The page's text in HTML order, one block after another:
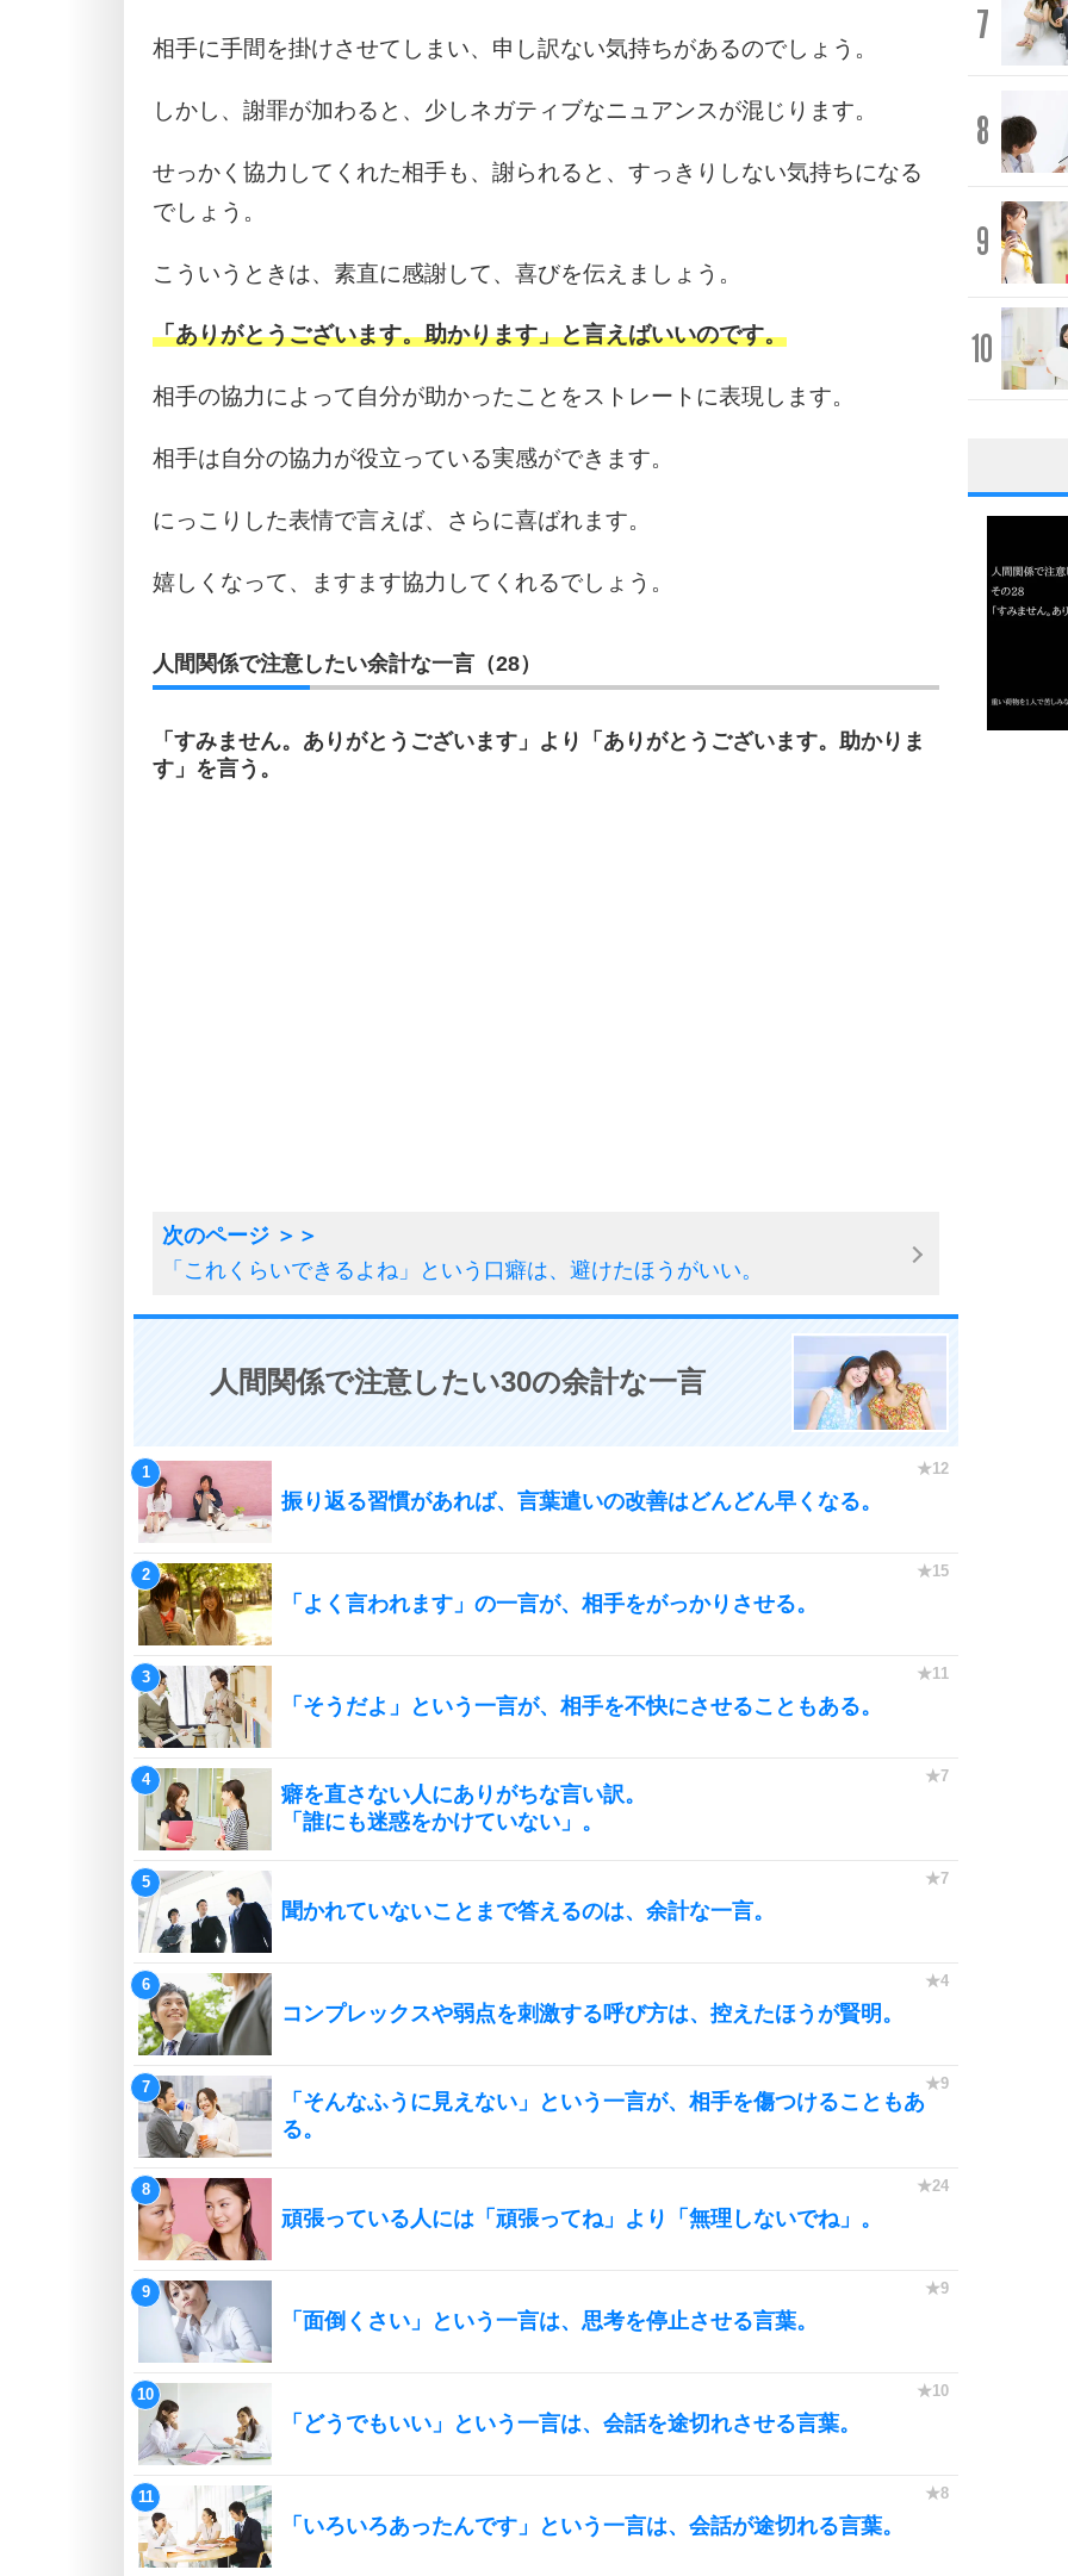
相手に手間を掛けさせてしまい、申し訳ない気持ちがあるのでしょう。
しかし、謝罪が加わると、少しネガティブなニュアンスが混じります。
せっかく協力してくれた相手も、謝られると、すっきりしない気持ちになる
でしょう。
こういうときは、素直に感謝して、喜びを伝えましょう。
「ありがとうございます。助かります」と言えばいいのです。
相手の協力によって自分が助かったことをストレートに表現します。
相手は自分の協力が役立っている実感ができます。
にっこりした表情で言えば、さらに喜ばれます。
嬉しくなって、ますます協力してくれるでしょう。
人間関係で注意したい余計な一言（28）
「すみません。ありがとうございます」より「ありがとうございます。助かりま
す」を言う。
「これくらいできるよね」という口癖は、避けたほうがいい。
人間関係で注意したい30の余計な一言
振り返る習慣があれば、言葉遣いの改善はどんどん早くなる。
「よく言われます」の一言が、相手をがっかりさせる。
「そうだよ」という一言が、相手を不快にさせることもある。
癖を直さない人にありがちな言い訳。
「誰にも迷惑をかけていない」。
聞かれていないことまで答えるのは、余計な一言。
コンプレックスや弱点を刺激する呼び方は、控えたほうが賢明。
「そんなふうに見えない」という一言が、相手を傷つけることもあ
る。
頑張っている人には「頑張ってね」より「無理しないでね」。
「面倒くさい」という一言は、思考を停止させる言葉。
「どうでもいい」という一言は、会話を途切れさせる言葉。
「いろいろあったんです」という一言は、会話が途切れる言葉。
7
8
9
10
1
3